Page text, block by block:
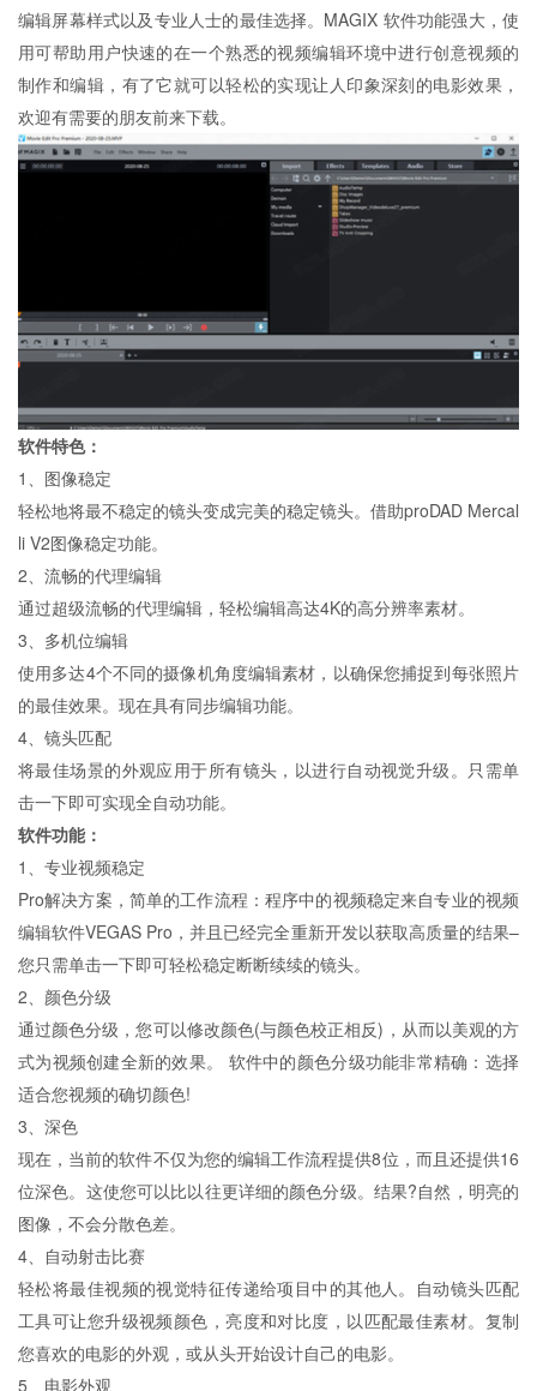
编辑屏幕样式以及专业人士的最佳选择。MAGIX 软件功能强大，使
用可帮助用户快速的在一个熟悉的视频编辑环境中进行创意视频的
制作和编辑，有了它就可以轻松的实现让人印象深刻的电影效果，
欢迎有需要的朋友前来下载。
软件特色：
1、图像稳定
轻松地将最不稳定的镜头变成完美的稳定镜头。借助proDAD Mercal
li V2图像稳定功能。
2、流畅的代理编辑
通过超级流畅的代理编辑，轻松编辑高达4K的高分辨率素材。
3、多机位编辑
使用多达4个不同的摄像机角度编辑素材，以确保您捕捉到每张照片
的最佳效果。现在具有同步编辑功能。
4、镜头匹配
将最佳场景的外观应用于所有镜头，以进行自动视觉升级。只需单
击一下即可实现全自动功能。
软件功能：
1、专业视频稳定
Pro解决方案，简单的工作流程：程序中的视频稳定来自专业的视频
编辑软件VEGAS Pro，并且已经完全重新开发以获取高质量的结果–
您只需单击一下即可轻松稳定断断续续的镜头。
2、颜色分级
通过颜色分级，您可以修改颜色(与颜色校正相反)，从而以美观的方
式为视频创建全新的效果。 软件中的颜色分级功能非常精确：选择
适合您视频的确切颜色!
3、深色
现在，当前的软件不仅为您的编辑工作流程提供8位，而且还提供16
位深色。这使您可以比以往更详细的颜色分级。结果?自然，明亮的
图像，不会分散色差。
4、自动射击比赛
轻松将最佳视频的视觉特征传递给项目中的其他人。自动镜头匹配
工具可让您升级视频颜色，亮度和对比度，以匹配最佳素材。复制
您喜欢的电影的外观，或从头开始设计自己的电影。
5、电影外观